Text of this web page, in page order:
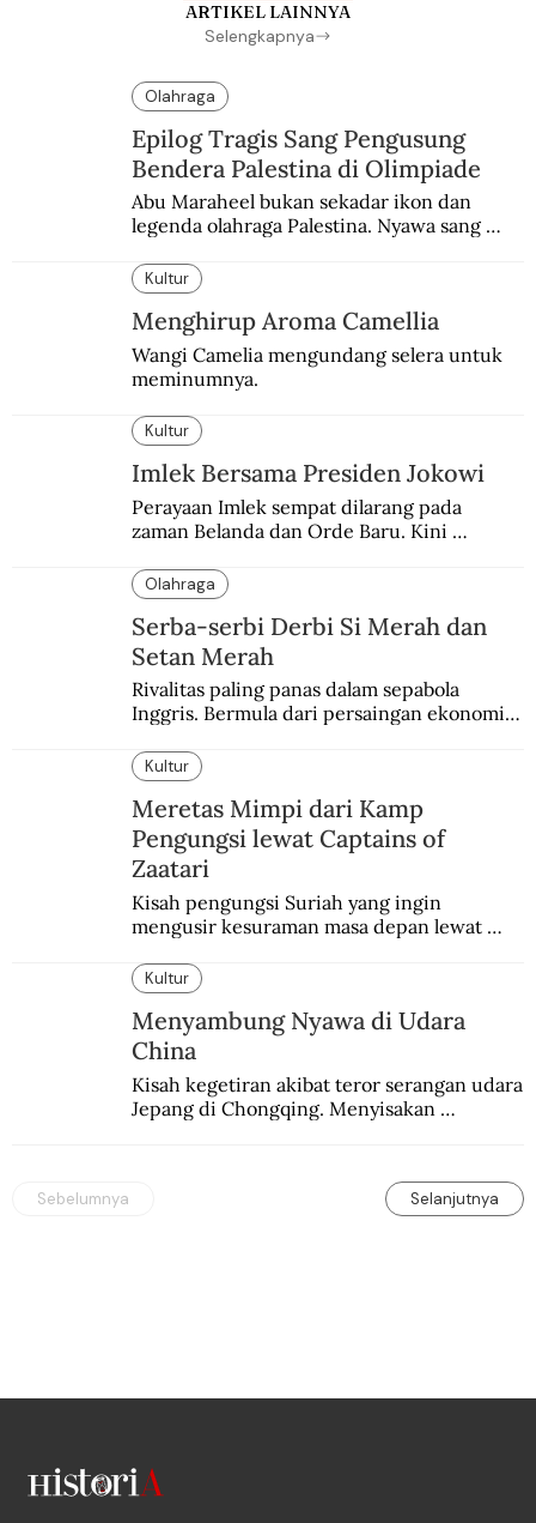
ARTIKEL LAINNYA
Selengkapnya
Olahraga
Epilog Tragis Sang Pengusung
Bendera Palestina di Olimpiade
Abu Maraheel bukan sekadar ikon dan
legenda olahraga Palestina. Nyawa sang
memblokade Rafah.
Kultur
Menghirup Aroma Camellia
Wangi Camelia mengundang selera untuk
meminumnya.
Kultur
Imlek Bersama Presiden Jokowi
Perayaan Imlek sempat dilarang pada
zaman Belanda dan Orde Baru. Kini
Olahraga
Serba-serbi Derbi Si Merah dan
Setan Merah
Rivalitas paling panas dalam sepabola
Inggris. Bermula dari persaingan ekonomi
Kultur
Meretas Mimpi dari Kamp
Pengungsi lewat Captains of
Zaatari
Kisah pengungsi Suriah yang ingin
mengusir kesuraman masa depan lewat
humanis.
Kultur
Menyambung Nyawa di Udara
China
Kisah kegetiran akibat teror serangan udara
Jepang di Chongqing. Menyisakan
Sebelumnya Selanjutnya